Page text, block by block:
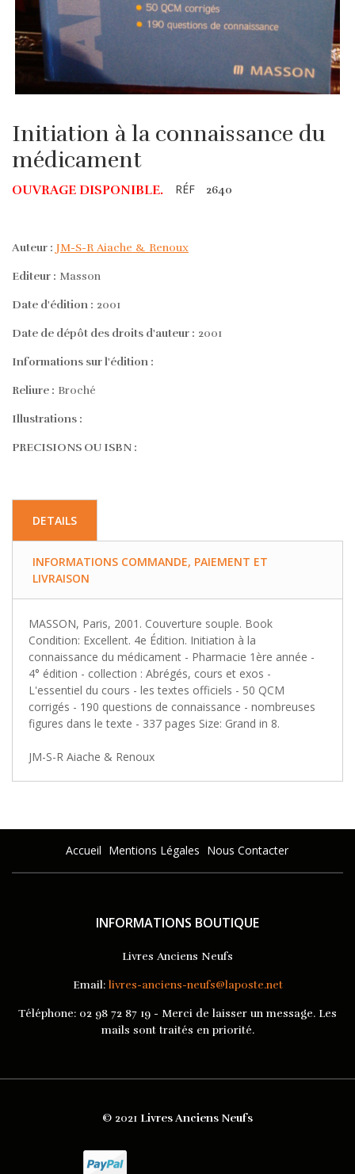
Initiation à la connaissance du
médicament
OUVRAGE DISPONIBLE. RÉF 2640
Auteur : JM-S-R Aiache & Renoux
Editeur : Masson
Date d'édition : 2001
Date de dépôt des droits d'auteur : 2001
Informations sur l'édition :
Reliure : Broché
Illustrations :
PRECISIONS OU ISBN :
DETAILS
INFORMATIONS COMMANDE, PAIEMENT ET
LIVRAISON
MASSON, Paris, 2001. Couverture souple. Book
Condition: Excellent. 4e Édition. Initiation à la
connaissance du médicament - Pharmacie 1ère année -
4° édition - collection : Abrégés, cours et exos -
L'essentiel du cours - les textes officiels - 50 QCM
corrigés - 190 questions de connaissance - nombreuses
figures dans le texte - 337 pages Size: Grand in 8.
JM-S-R Aiache & Renoux
Accueil Mentions Légales Nous Contacter
INFORMATIONS BOUTIQUE
Livres Anciens Neufs
Email: livres-anciens-neufs@laposte.net
Téléphone: 02 98 72 87 19 - Merci de laisser un message. Les
mails sont traités en priorité.
© 2021 Livres Anciens Neufs